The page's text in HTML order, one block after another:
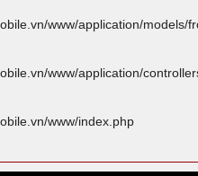
www/application/models/
www/application/
www/index.php